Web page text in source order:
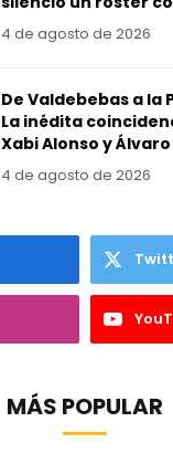
4 de agosto de 2026
De Valdebebas a la
La inédita
Xabi Alonso y
4 de agosto de 2026
MÁS POPULAR